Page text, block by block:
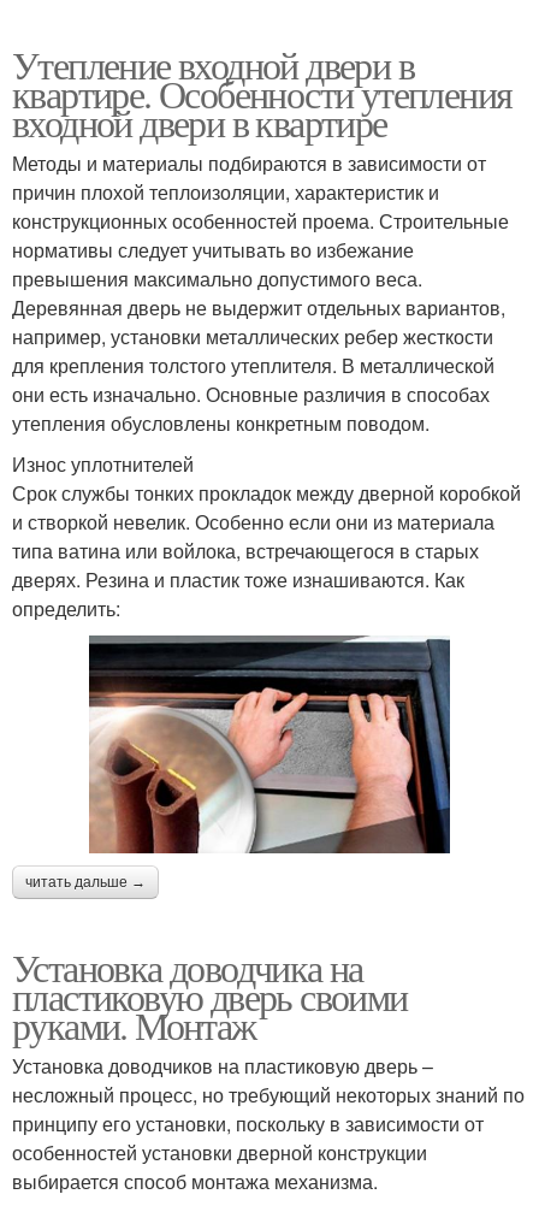
Утепление входной двери в
квартире. Особенности утепления
входной двери в квартире
Методы и материалы подбираются в зависимости от
причин плохой теплоизоляции, характеристик и
конструкционных особенностей проема. Строительные
нормативы следует учитывать во избежание
превышения максимально допустимого веса.
Деревянная дверь не выдержит отдельных вариантов,
например, установки металлических ребер жесткости
для крепления толстого утеплителя. В металлической
они есть изначально. Основные различия в способах
утепления обусловлены конкретным поводом.
Износ уплотнителей
Срок службы тонких прокладок между дверной коробкой
и створкой невелик. Особенно если они из материала
типа ватина или войлока, встречающегося в старых
дверях. Резина и пластик тоже изнашиваются. Как
определить:
читать дальше →
Установка доводчика на
пластиковую дверь своими
руками. Монтаж
Установка доводчиков на пластиковую дверь –
несложный процесс, но требующий некоторых знаний по
принципу его установки, поскольку в зависимости от
особенностей установки дверной конструкции
выбирается способ монтажа механизма.